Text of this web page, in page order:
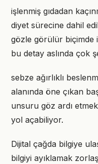
işlenmiş gıdadan
diyet sürecine dahil
gözle görülür biçimde
bu detay aslında çok
sebze ağırlıklı
alanında öne çıkan
unsuru göz ardı
yol açabiliyor.
Dijital çağda bilgiye
bilgiyi ayıklamak